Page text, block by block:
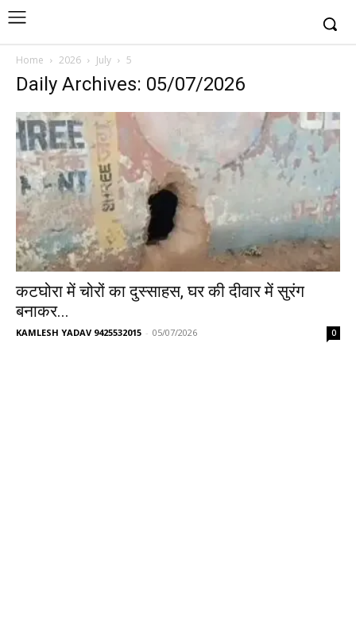
Home 2026 July 5
Daily Archives: 05/07/2026
कटघोरा में चोरों का दुस्साहस, घर की दीवार में सुरंग
बनाकर...
KAMLESH YADAV 9425532015 - 05/07/2026 0